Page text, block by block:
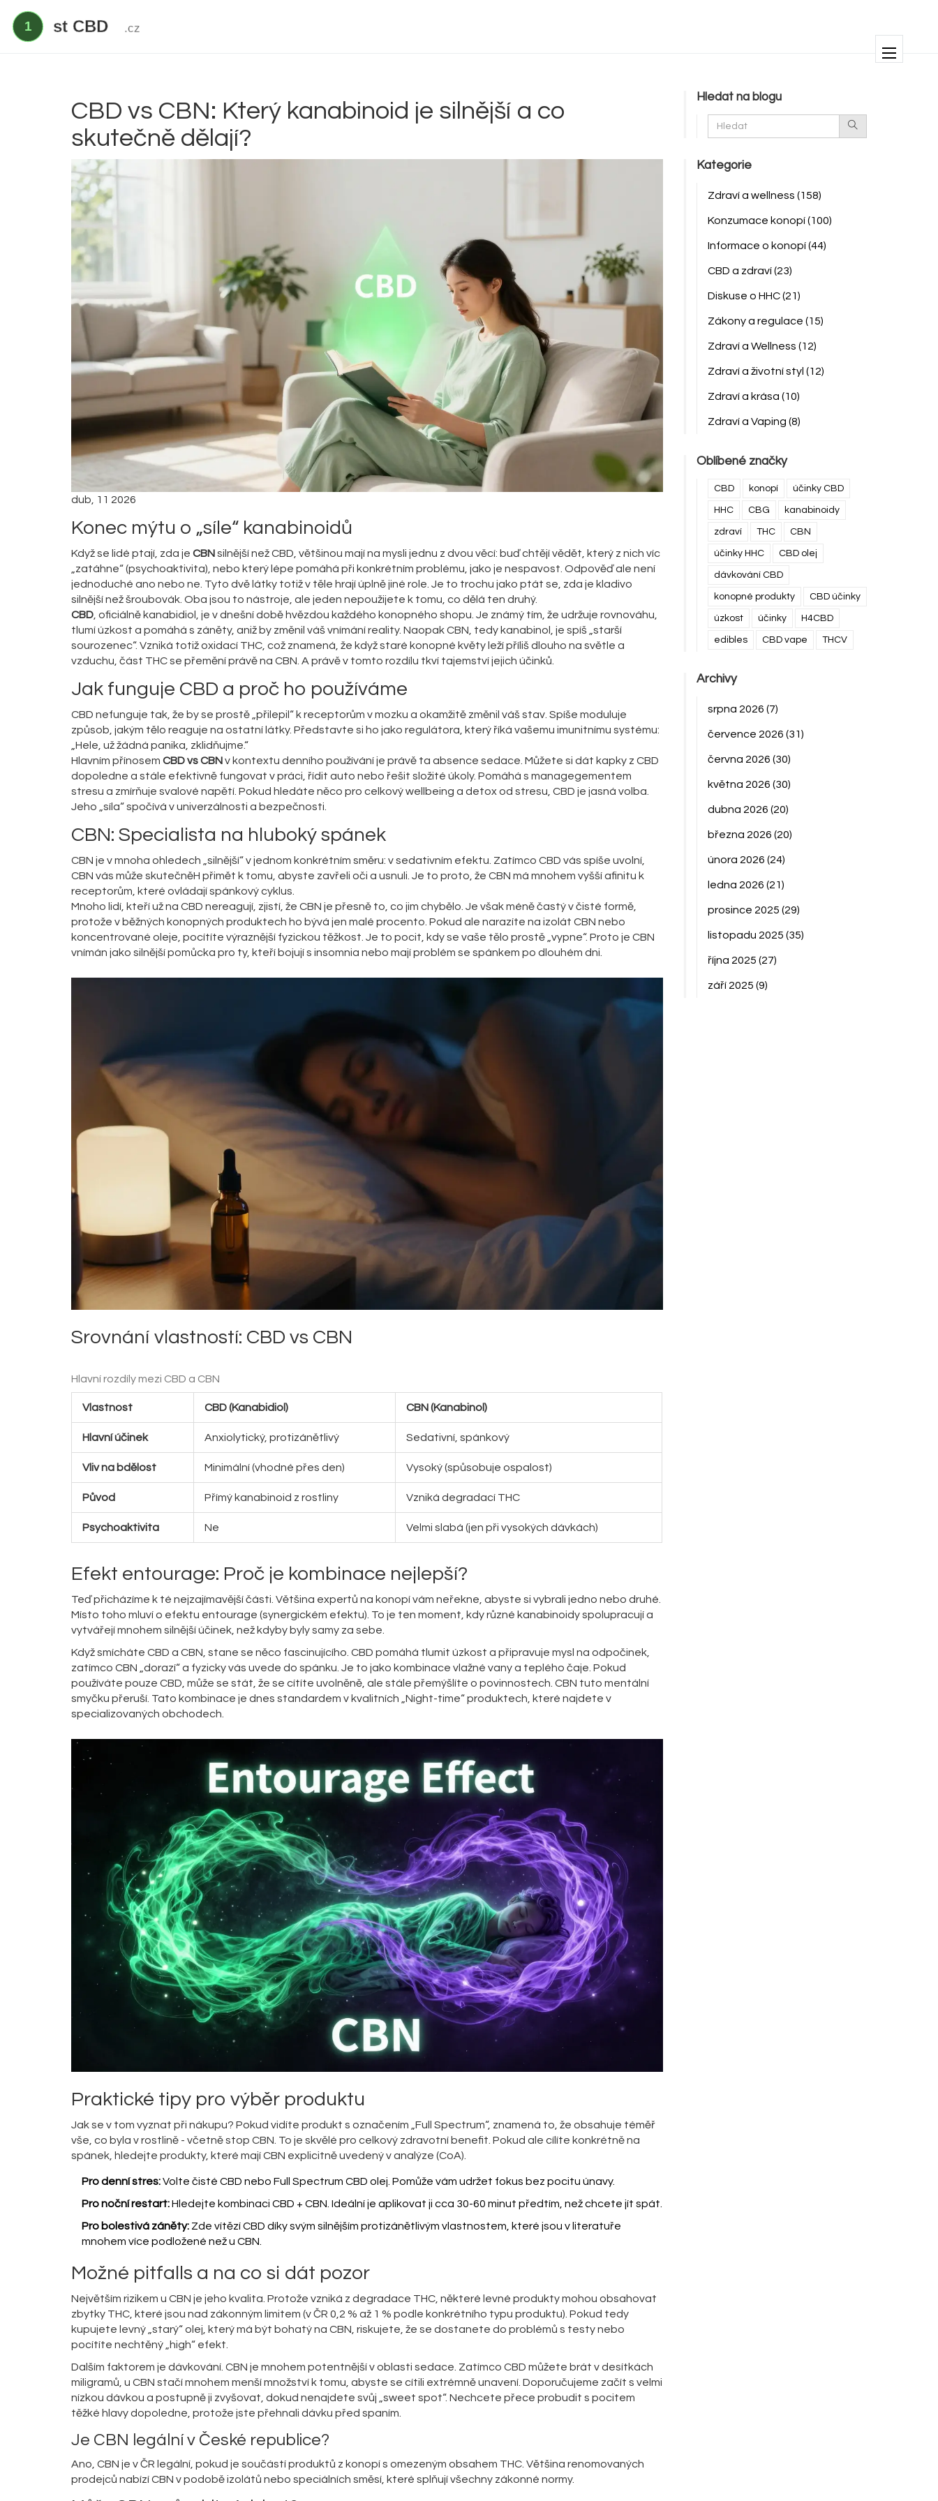
CBD vs CBN: Který kanabinoid je silnější a co
skutečně dělají?
dub, 11 2026
Konec mýtu o „síle“ kanabinoidů
Když se lidé ptají, zda je CBNsilnější nežCBD , většinou mají na mysli jednu z dvou věcí: buď chtějí vědět, který z nich víc
„zatáhne“ (psychoaktivita), nebo který lépe pomáhá při konkrétním problému, jako je nespavost. Odpověď ale není
jednoduché ano nebo ne. Tyto dvě látky totiž v těle hrají úplně jiné role. Je to trochu jako ptát se, zda je kladivo
silnější než šroubovák. Oba jsou to nástroje, ale jeden nepoužijete k tomu, co dělá ten druhý.
CBD , oficiálně kanabidiol
, je v dnešní době hvězdou každého konopného shopu. Je známý tím, že udržuje rovnováhu,
tlumí úzkost a pomáhá s záněty, aniž by změnil váš vnímání reality. Naopak CBN, tedy kanabinol
, je spíš „starší
sourozenec“. Vzniká totiž oxidací THC, což znamená, že když staré konopné květy leží příliš dlouho na světle a
vzduchu, část THC se přemění právě na CBN. A právě v tomto rozdílu tkví tajemství jejich účinků.
Jak funguje CBD a proč ho používáme
CBD nefunguje tak, že by se prostě „přilepil“ k receptorům v mozku a okamžitě změnil váš stav. Spíše moduluje
způsob, jakým tělo reaguje na ostatní látky. Představte si ho jako regulátora, který říká vašemu imunitnímu systému:
„Hele, už žádná panika, zklidňujme.“
Hlavním přínosem CBD vs CBNv kontextu denního používání je právě ta absence sedace. Můžete si dát kapky z CBD
dopoledne a stále efektivně fungovat v práci, řídit auto nebo řešit složité úkoly. Pomáhá s managegementem
stresu a zmírňuje svalové napětí. Pokud hledáte něco pro celkový wellbeing a detox od stresu, CBD je jasná volba.
Jeho „síla“ spočívá v univerzálnosti a bezpečnosti.
CBN: Specialista na hluboký spánek
CBN je v mnoha ohledech „silnější“ v jednom konkrétním směru: v sedativním efektu. Zatímco CBD vás spíše uvolní,
CBN vás může skutečněH přimět k tomu, abyste zavřeli oči a usnuli. Je to proto, že CBN má mnohem vyšší afinitu k
receptorům, které ovládají spánkový cyklus.
Mnoho lidí, kteří už na CBD nereagují, zjistí, že CBN je přesně to, co jim chybělo. Je však méně častý v čisté formě,
protože v běžných konopných produktech ho bývá jen malé procento. Pokud ale narazíte na izolát CBN nebo
koncentrované oleje, pocítíte výraznější fyzickou těžkost. Je to pocit, kdy se vaše tělo prostě „vypne“. Proto je CBN
vnímán jako silnější pomůcka pro ty, kteří bojují s insomnia nebo mají problém se spánkem po dlouhém dni.
Srovnání vlastností: CBD vs CBN
Hlavní rozdíly mezi CBD a CBN
Vlastnost CBD (Kanabidiol) CBN (Kanabinol)
Hlavní účinek Anxiolytický, protizánětlivý Sedativní, spánkový
Vliv na bdělost Minimální (vhodné přes den) Vysoký (spůsobuje ospalost)
Původ Přímý kanabinoid z rostliny Vzniká degradací THC
Psychoaktivita Ne Velmi slabá (jen při vysokých dávkách)
Efekt entourage: Proč je kombinace nejlepší?
Teď přicházíme k té nejzajímavější části. Většina expertů na konopí vám neřekne, abyste si vybrali jedno nebo druhé.
Místo toho mluví o efektu entourage (synergickém efektu). To je ten moment, kdy různé kanabinoidy spolupracují a
vytvářejí mnohem silnější účinek, než kdyby byly samy za sebe.
Když smícháte CBD a CBN, stane se něco fascinujícího. CBD pomáhá tlumit úzkost a připravuje mysl na odpočinek,
zatímco CBN „dorazí“ a fyzicky vás uvede do spánku. Je to jako kombinace vlažné vany a teplého čaje. Pokud
používáte pouze CBD, může se stát, že se cítíte uvolněně, ale stále přemýšlíte o povinnostech. CBN tuto mentální
smyčku přeruší. Tato kombinace je dnes standardem v kvalitních „Night-time“ produktech, které najdete v
specializovaných obchodech.
Praktické tipy pro výběr produktu
Jak se v tom vyznat při nákupu? Pokud vidíte produkt s označením „Full Spectrum“, znamená to, že obsahuje téměř
vše, co byla v rostlině - včetně stop CBN. To je skvělé pro celkový zdravotní benefit. Pokud ale cílíte konkrétně na
spánek, hledejte produkty, které mají CBN explicitně uvedený v analýze (CoA).
Pro denní stres:Volte čisté CBD nebo Full Spectrum CBD olej. Pomůže vám udržet fokus bez pocitu únavy.
Pro noční restart:Hledejte kombinaci CBD + CBN. Ideální je aplikovat ji cca 30-60 minut předtím, než chcete jít spát.
Pro bolestivá záněty: Zde vítězí CBD díky svým silnějším protizánětlivým vlastnostem, které jsou v literatuře
mnohem více podložené než u CBN.
Možné pitfalls a na co si dát pozor
Největším rizikem u CBN je jeho kvalita. Protože vzniká z degradace THC, některé levné produkty mohou obsahovat
zbytky THC, které jsou nad zákonným limitem (v ČR 0,2 % až 1 % podle konkrétního typu produktu). Pokud tedy
kupujete levný „starý“ olej, který má být bohatý na CBN, riskujete, že se dostanete do problémů s testy nebo
pocítíte nechtěný „high“ efekt.
Dalším faktorem je dávkování. CBN je mnohem potentnější v oblasti sedace. Zatímco CBD můžete brát v desítkách
miligramů, u CBN stačí mnohem menší množství k tomu, abyste se cítili extrémně unavení. Doporučujeme začít s velmi
nízkou dávkou a postupně ji zvyšovat, dokud nenajdete svůj „sweet spot“. Nechcete přece probudit s pocitem
těžké hlavy dopoledne, protože jste přehnali dávku před spaním.
Je CBN legální v České republice?
Ano, CBN je v ČR legální, pokud je součástí produktů z konopí s omezeným obsahem THC. Většina renomovaných
prodejců nabízí CBN v podobě izolátů nebo speciálních směsí, které splňují všechny zákonné normy.
Hledat na blogu
Kategorie
Zdraví a wellness (158)
Konzumace konopí(100)
Informace o konopí(44)
CBD a zdraví(23)
Diskuse o HHC(21)
Zákony a regulace (15)
Zdraví a Wellness (12)
Zdraví a životní styl (12)
Zdraví a krása (10)
Zdraví a Vaping (8)
Oblíbené značky
CBD konopí účinky CBD
HHC CBG kanabinoidy
zdraví THC CBN
účinky HHC CBD olej
dávkování CBD
konopné produkty CBD účinky
úzkost účinky H4CBD
edibles CBD vape THCV
Archivy
srpna 2026 (7)
července 2026 (31)
června 2026 (30)
května 2026 (30)
dubna 2026 (20)
března 2026 (20)
února 2026 (24)
ledna 2026 (21)
prosince 2025 (29)
listopadu 2025 (35)
října 2025 (27)
září 2025 (9)